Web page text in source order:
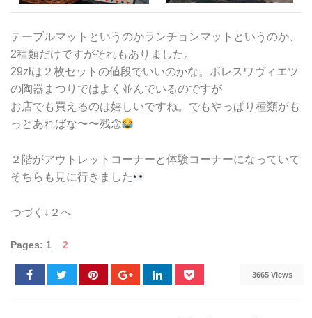
テーブルマットというのかランチョンマットというのか、
2種類だけですがそれもありました。
29złは２枚セットの値段でいいのかな。ボレスワヴィエツ
の陶器まつりではよく並んでいるのですが
お店でも買えるのは嬉しいですね。でもやっぱり種類がも
っとあればな〜〜残念
２階がアウトレットコーナーと体験コーナーになっていて
そちらも見に行きました
つづく↓２へ
Pages: 1 2
3665 Views